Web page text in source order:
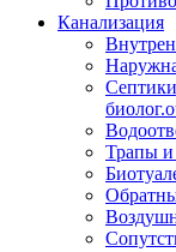
Канализация
Трапы и